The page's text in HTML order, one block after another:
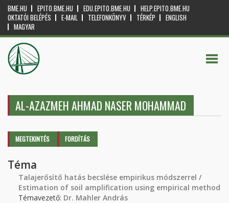
BME.HU EPITO.BME.HU EDU.EPITO.BME.HU
HELP.EPITO.BME.HU
OKTATÓI BELÉPÉS
E-MAIL TELEFONKÖNYV TÉRKÉP
ENGLISH
MAGYAR
AL-AZAZMEH AHMAD NASER MOHAMMAD
Elsődleges fülek
MEGTEKINTÉS (AKTÍVFORDÍTÁS
Téma
Talajerősítő hatás becslése empirikus módszerrel /
Estimation of soil amplification using empirical method
Témavezető: Dr. Mahler András